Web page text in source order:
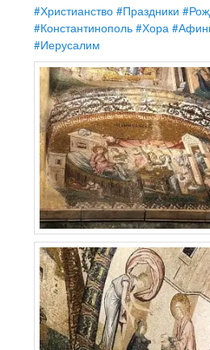
#Христианство #Праздники
#Константинополь #Хора
#Иерусалим